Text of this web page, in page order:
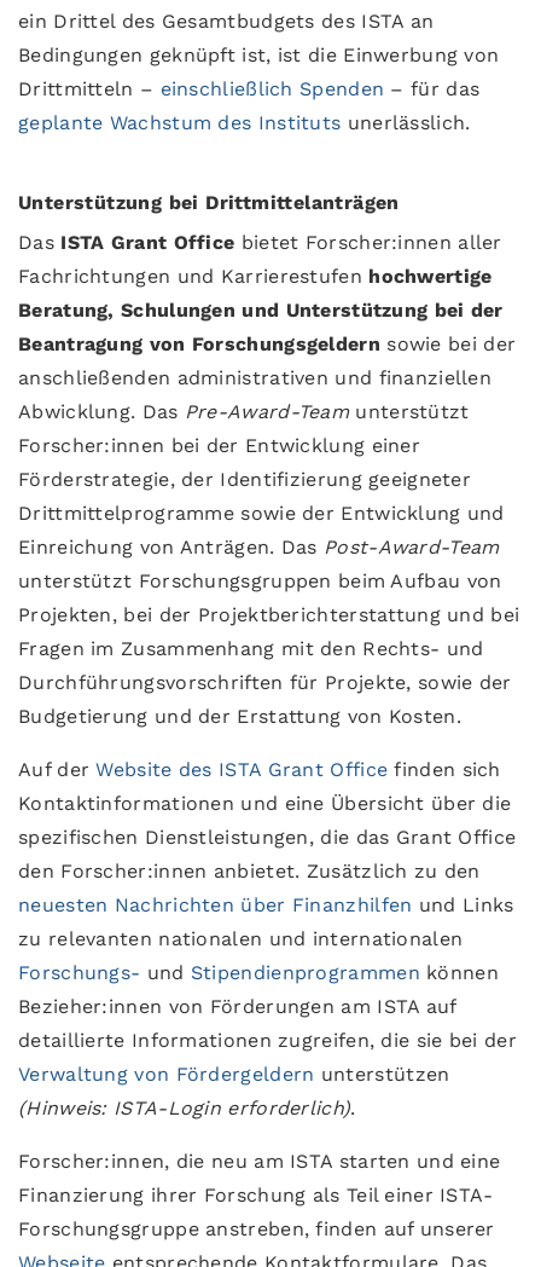
ein Drittel des Gesamtbudgets des ISTA an
Bedingungen geknüpft ist, ist die Einwerbung von
Drittmitteln – einschließlich Spenden – für das
geplante Wachstum des Instituts unerlässlich.
Unterstützung bei Drittmittelanträgen
Das ISTA Grant Office bietet Forscher:innen aller
Fachrichtungen und Karrierestufen hochwertige
Beratung, Schulungen und Unterstützung bei der
Beantragung von Forschungsgeldern sowie bei der
anschließenden administrativen und finanziellen
Abwicklung. Das Pre-Award-Teamunterstützt
Forscher:innen bei der Entwicklung einer
Förderstrategie, der Identifizierung geeigneter
Drittmittelprogramme sowie der Entwicklung und
Einreichung von Anträgen. Das Post-Award-Team
unterstützt Forschungsgruppen beim Aufbau von
Projekten, bei der Projektberichterstattung und bei
Fragen im Zusammenhang mit den Rechts- und
Durchführungsvorschriften für Projekte, sowie der
Budgetierung und der Erstattung von Kosten.
Auf derWebsite des ISTA Grant Office finden sich
Kontaktinformationen und eine Übersicht über die
spezifischen Dienstleistungen, die das Grant Office
den Forscher:innen anbietet. Zusätzlich zu den
neuesten Nachrichten über Finanzhilfen und Links
zu relevanten nationalen und internationalen
Forschungs- und Stipendienprogrammen können
Bezieher:innen von Förderungen am ISTA auf
detaillierte Informationen zugreifen, die sie bei der
Verwaltung von Fördergeldern unterstützen
(Hinweis: ISTA-Login erforderlich).
Forscher:innen, die neu am ISTA starten und eine
Finanzierung ihrer Forschung als Teil einer ISTA-
Forschungsgruppe anstreben, finden auf unserer